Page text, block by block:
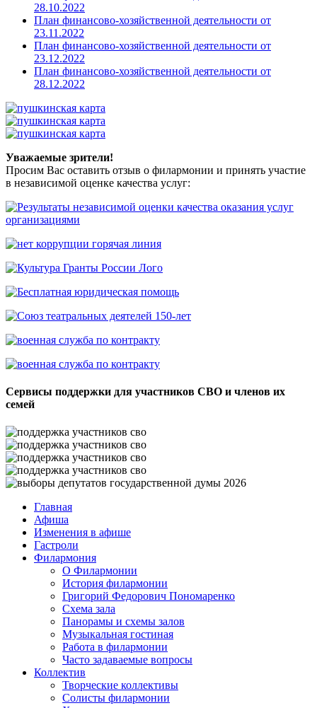
28.10.2022
План финансово-хозяйственной деятельности от
23.11.2022
План финансово-хозяйственной деятельности от
23.12.2022
План финансово-хозяйственной деятельности от
28.12.2022
Уважаемые зрители!
Просим Вас оставить отзыв о филармонии и принять участие
в независимой оценке качества услуг:
Сервисы поддержки для участников СВО и членов их
семей
Главная
Афиша
Изменения в афише
Гастроли
Филармония
О Филармонии
История филармонии
Григорий Федорович Пономаренко
Схема зала
Панорамы и схемы залов
Музыкальная гостиная
Работа в филармонии
Часто задаваемые вопросы
Коллектив
Творческие коллективы
Солисты филармонии